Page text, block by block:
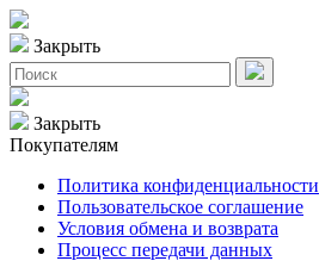
Закрыть
Закрыть
Покупателям
Политика конфиденциальности
Пользовательское соглашение
Условия обмена и возврата
Процесс передачи данных